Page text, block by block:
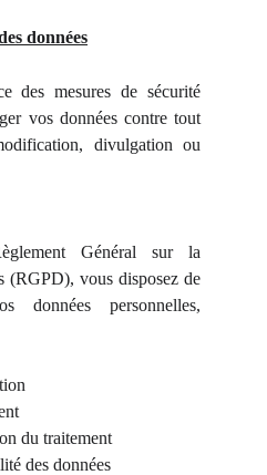
données
des mesures de sécurité
vos données contre tout
divulgation ou
Général sur la
(RGPD), vous disposez de
données personnelles,
du traitement
des données